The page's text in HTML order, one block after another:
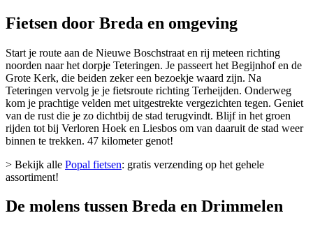
Fietsen door Breda en omgeving
Start je route aan de Nieuwe Boschstraat en rij meteen richting
noorden naar het dorpje Teteringen. Je passeert het Begijnhof en de
Grote Kerk, die beiden zeker een bezoekje waard zijn. Na
Teteringen vervolg je je fietsroute richting Terheijden. Onderweg
kom je prachtige velden met uitgestrekte vergezichten tegen. Geniet
van de rust die je zo dichtbij de stad terugvindt. Blijf in het groen
rijden tot bij Verloren Hoek en Liesbos om van daaruit de stad weer
binnen te trekken. 47 kilometer genot!
> Bekijk alle Popal fietsen: gratis verzending op het gehele
assortiment!
De molens tussen Breda en Drimmelen